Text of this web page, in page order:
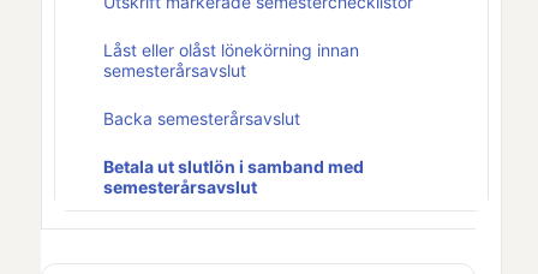
Låst eller olåst lönekörning innan
semesterårsavslut
Backa semesterårsavslut
Betala ut slutlön i samband med
semesterårsavslut